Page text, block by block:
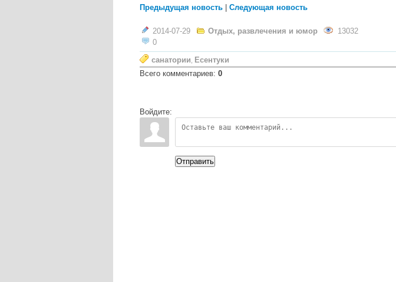
Предыдущая новость Следующая новость
2014-07-29 Отдых, развлечения и юмор
13032
0
санатории Есентуки
Всего комментариев: 0
Войдите:
Отправить